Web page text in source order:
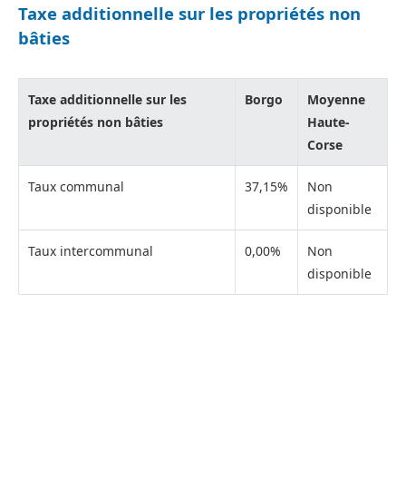
Taxe additionnelle sur les propriétés non
bâties
Taxe additionnelle sur les
propriétés non bâties
Borgo
Moyenne
Haute-
Corse
Taux communal 37,15%
Non
disponible
Taux intercommunal 0,00%
Non
disponible